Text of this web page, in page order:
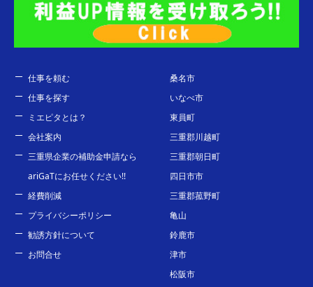
仕事を頼む
仕事を探す
ミエピタとは？
会社案内
三重県企業の補助金申請なら
ariGaTにお任せください!!
経費削減
プライバシーポリシー
勧誘方針について
お問合せ
桑名市
いなべ市
東員町
三重郡川越町
三重郡朝日町
四日市市
三重郡菰野町
亀山
鈴鹿市
津市
松阪市